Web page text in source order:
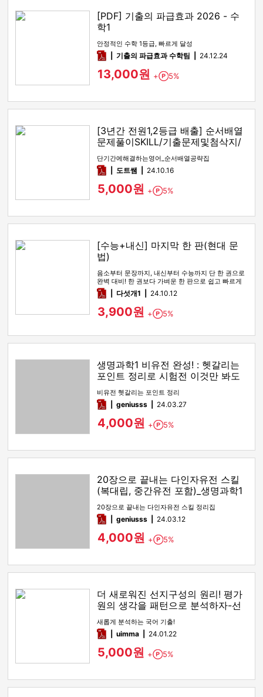
[PDF] 기출의 파급효과 2026 - 수
학1
안정적인 수학 1등급, 빠르게 달성
pdf기출의 파급효과 수학팀 24.12.24
13,000원 + Point
5%
[3년간 전원1,2등급 배출] 순서배열
문제풀이SKILL/기출문제및첨삭지/
답지
단기간에해결하는영어_순서배열공략집
pdf도트쌤 24.10.16
5,000원 + Point
5%
[수능+내신] 마지막 한 판(현대 문
법)
음소부터 문장까지, 내신부터 수능까지 단 한 권으로
완벽 대비! 한 권보다 가벼운 한 판으로 쉽고 빠르게
학습하세요.
pdf다섯개1 24.10.12
3,900원 + Point
5%
생명과학1 비유전 완성! : 헷갈리는
포인트 정리로 시험전 이것만 봐도
만점!
비유전 헷갈리는 포인트 정리
pdfgeniusss 24.03.27
4,000원 + Point
5%
20장으로 끝내는 다인자유전 스킬
(복대립, 중간유전 포함)_생명과학1
유전
20장으로 끝내는 다인자유전 스킬 정리집
pdfgeniusss 24.03.12
4,000원 + Point
5%
더 새로워진 선지구성의 원리! 평가
원의 생각을 패턴으로 분석하자-선
지구성의 원리
새롭게 분석하는 국어 기출!
pdfuimma 24.01.22
5,000원 + Point
5%